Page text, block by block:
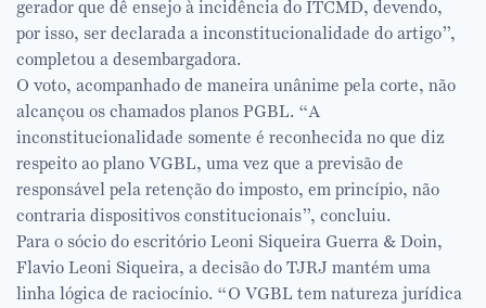
gerador que dê ensejo à incidência do ITCMD, devendo,
por isso, ser declarada a inconstitucionalidade do artigo”,
completou a desembargadora.
O voto, acompanhado de maneira unânime pela corte, não
alcançou os chamados planos PGBL. “A
inconstitucionalidade somente é reconhecida no que diz
respeito ao plano VGBL, uma vez que a previsão de
responsável pela retenção do imposto, em princípio, não
contraria dispositivos constitucionais”, concluiu.
Para o sócio do escritório Leoni Siqueira Guerra & Doin,
Flavio Leoni Siqueira, a decisão do TJRJ mantém uma
linha lógica de raciocínio. “O VGBL tem natureza jurídica